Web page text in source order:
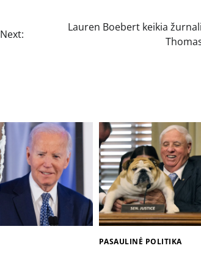
Next:
Lauren Boebert keikia
PASAULINĖ POLITIKA